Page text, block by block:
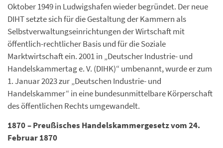
Oktober 1949 in Ludwigshafen wieder begründet. Der neue
DIHT setzte sich für die Gestaltung der Kammern als
Selbstverwaltungseinrichtungen der Wirtschaft mit
öffentlich-rechtlicher Basis und für die Soziale
Marktwirtschaft ein. 2001 in „Deutscher Industrie- und
Handelskammertag e. V. (DIHK)“ umbenannt, wurde er zum
1. Januar 2023 zur „Deutschen Industrie- und
Handelskammer“ in eine bundesunmittelbare Körperschaft
des öffentlichen Rechts umgewandelt.
1870 – Preußisches Handelskammergesetz vom 24.
Februar 1870